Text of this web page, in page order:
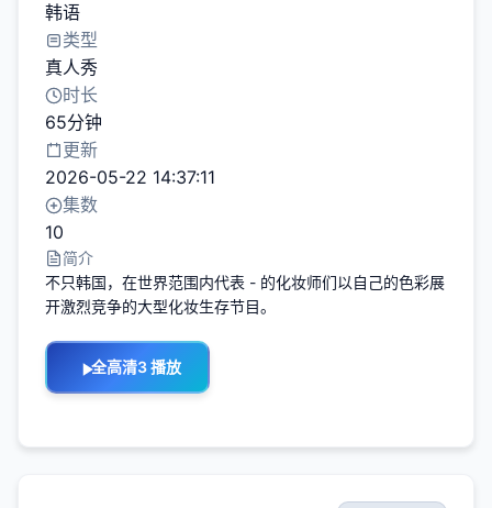
韩语
类型
真人秀
时长
65分钟
更新
2026-05-22 14:37:11
集数
10
简介
不只韩国，在世界范围内代表 - 的化妆师们以自己的色彩展
开激烈竞争的大型化妆生存节目。
全高清3 播放